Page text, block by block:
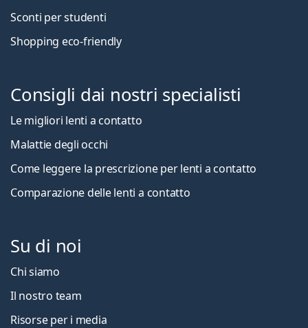
Sconti per studenti
Shopping eco-friendly
Consigli dai nostri specialisti
Le migliori lenti a contatto
Malattie degli occhi
Come leggere la prescrizione per lenti a contatto
Comparazione delle lenti a contatto
Su di noi
Chi siamo
Il nostro team
Risorse per i media